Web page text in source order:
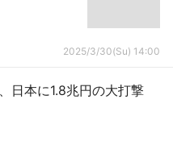
2025/3/30(Su) 14:00
日本に1.8兆円の大打撃